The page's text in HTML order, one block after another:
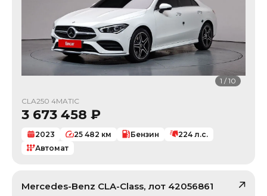
1 /10
CLA250 4MATIC
3 673 458 ₽
2023 25 482 км Бензин 224 л.с.
Автомат
Mercedes-Benz CLA-Class, лот 42056861